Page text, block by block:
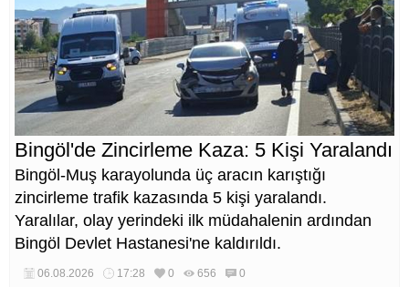
Bingöl'de Zincirleme Kaza: 5 Kişi Yaralandı
Bingöl-Muş karayolunda üç aracın karıştığı
zincirleme trafik kazasında 5 kişi yaralandı.
Yaralılar, olay yerindeki ilk müdahalenin ardından
Bingöl Devlet Hastanesi'ne kaldırıldı.
06.08.2026 17:28 0 656 0